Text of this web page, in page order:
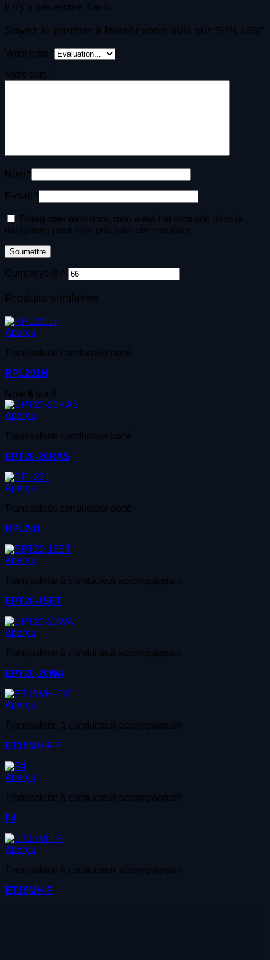
Il n’y a pas encore d’avis.
Soyez le premier à laisser votre avis sur “EPL185”
Votre note *
Votre avis *
Nom *
E-mail *
Enregistrer mon nom, mon e-mail et mon site dans le
navigateur pour mon prochain commentaire.
Current ye@r*
Produits similaires
Aperçu
Transpalette conducteur porté
RPL201H
Note 5 sur 5
Aperçu
Transpalette conducteur porté
EPT20-20RAS
Aperçu
Transpalette conducteur porté
RPL201
Aperçu
Transpalette à conducteur accompagnant
EPT20-15ET
Aperçu
Transpalette à conducteur accompagnant
EPT20-20WA
Aperçu
Transpalette à conducteur accompagnant
ET15MH-P-F
Aperçu
Transpalette à conducteur accompagnant
F4
Aperçu
Transpalette à conducteur accompagnant
ET15MH-P